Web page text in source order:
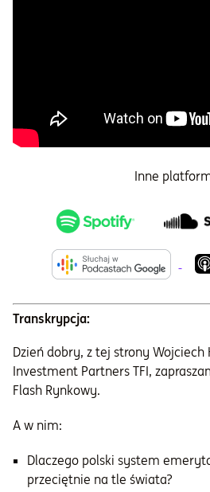
Inne
Transkrypcja:
Dzień dobry, z tej strony Wojciech
Investment Partners TFI,
Flash Rynkowy.
A w nim:
Dlaczego polski system
przeciętnie na tle świata?